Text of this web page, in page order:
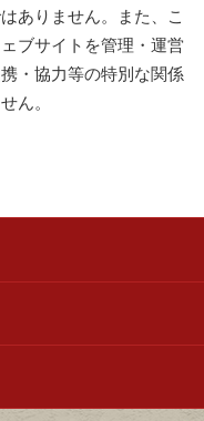
ありません。また、こ
ブサイトを管理・運営
・協力等の特別な関係
ん。